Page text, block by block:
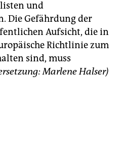
und
Die Gefährdung der
Aufsicht, die in
Richtlinie zum
sind, muss
Marlene Halser)